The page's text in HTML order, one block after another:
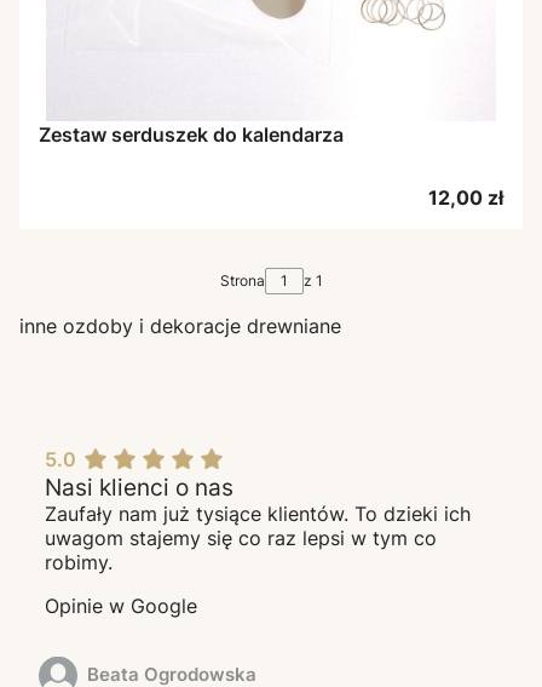
Zestaw serduszek do kalendarza
Cena
12,00 zł
Strona z 1
inne ozdoby i dekoracje drewniane
5.0
Nasi klienci o nas
Zaufały nam już tysiące klientów. To dzieki ich
uwagom stajemy się co raz lepsi w tym co
robimy.
Opinie w Google
Beata Ogrodowska